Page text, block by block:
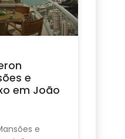
e
em João
e